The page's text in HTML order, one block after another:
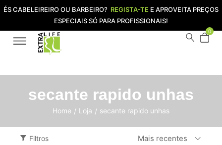
ÉS CABELEIREIRO OU BARBEIRO? REGISTA-TE E APROVEITA PREÇOS
ESPECIAIS SÓ PARA PROFISSIONAIS!
0
secante rapido unhas
Home / Loja / secante rapido unhas
Filtros Mais recentes